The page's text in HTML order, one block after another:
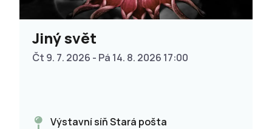
Jiný svět
Čt 9. 7. 2026 - Pá 14. 8. 2026 17:00
Výstavní síň Stará pošta